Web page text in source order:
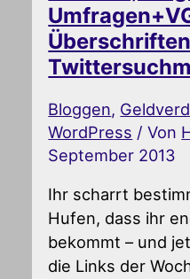
Bloggen,
WordPress / Von
September 2013
Ihr scharrt
Hufen, dass ihr
bekommt – und
die Links der